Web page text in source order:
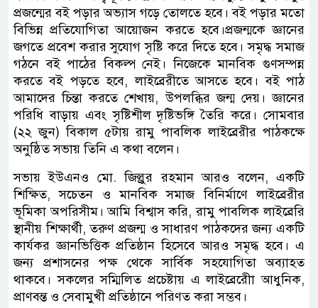
প্রজন্মের বই পড়ার অভ্যাস গড়ে তোলতে হবে। বই পড়ার মতো
বিভিন্ন প্রতিযোগিতা আয়োজন করতে হবে।প্রজন্মকে জ্ঞানের
জগতে প্রবেশ করার সুযোগ সৃষ্টি করে দিতে হবে। সমৃদ্ধ সমাজ
গঠনে বই পাঠের বিকল্প নেই। নিজেকে মানবিক গুণসম্পন্ন
করতে বই পড়তে হবে, লাইব্রেরীতে আসতে হবে। বই পাঠ
আমাদের চিন্তা করতে শেখায়, উপলব্ধির জন্ম দেয়। জ্ঞানের
পরিধি বাড়ায় এবং সৃষ্টিশীল দৃষ্টিভঙ্গি তৈরি করে। সোমবার
(২২ জুন) বিকাল ৫টায় রামু পাবলিক লাইব্রেরীর পাঠকক্ষে
অনুষ্ঠিত সভায় তিনি এ কথা বলেন।
সভায় ইউএনও মো. জিল্লুর রহমান আরও বলেন, একটি
শিক্ষিত, সচেতন ও মানবিক সমাজ বিনির্মাণে লাইব্রেরীর
ভূমিকা অপরিসীম। আমি বিশ্বাস করি, রামু পাবলিক লাইব্রেরি
স্থানীয় শিক্ষার্থী, তরুণ প্রজন্ম ও সাধারণ পাঠকদের জন্য একটি
কার্যকর জ্ঞানভিত্তিক প্রতিষ্ঠান হিসেবে আরও সমৃদ্ধ হবে। এ
জন্য প্রশাসনের পক্ষ থেকে সার্বিক সহযোগিতা অব্যাহত
থাকবে। সকলের সম্মিলিত প্রচেষ্টায় এ লাইব্রেরীাে আধুনিক,
প্রাণবন্ত ও সেবামুখী প্রতিষ্ঠানে পরিণত করা সম্ভব।